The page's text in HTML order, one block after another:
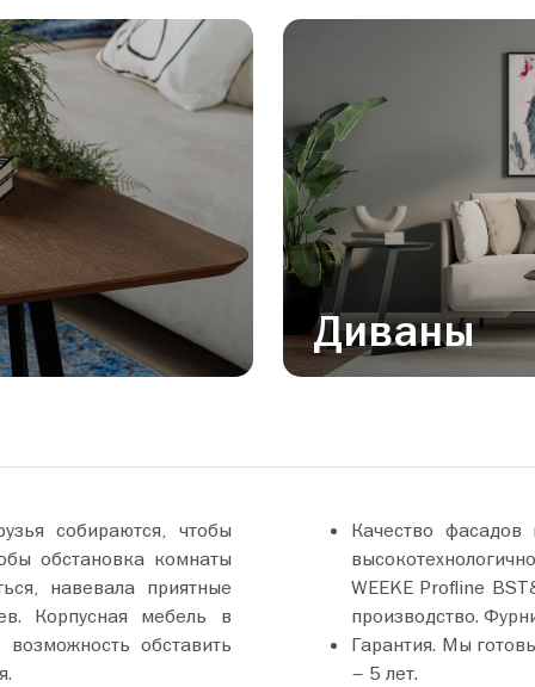
Диваны
собираются, чтобы
обстановка комнаты
навевала приятные
Корпусная мебель в
обставить
Качество фасадов
WEEKE Profline
производство.
Гарантия. Мы
– 5 лет.